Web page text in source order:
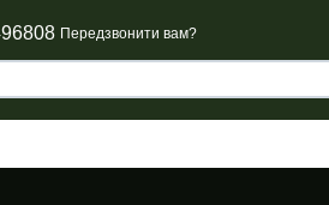
Передзвонити вам?